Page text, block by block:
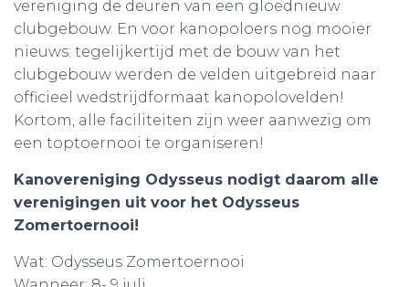
vereniging de deuren van een gloednieuw
clubgebouw. En voor kanopoloers nog mooier
nieuws: tegelijkertijd met de bouw van het
clubgebouw werden de velden uitgebreid naar
officieel wedstrijdformaat kanopolovelden!
Kortom, alle faciliteiten zijn weer aanwezig om
een toptoernooi te organiseren!
Kanovereniging Odysseus nodigt daarom alle
verenigingen uit voor het Odysseus
Zomertoernooi!
Wat: Odysseus Zomertoernooi